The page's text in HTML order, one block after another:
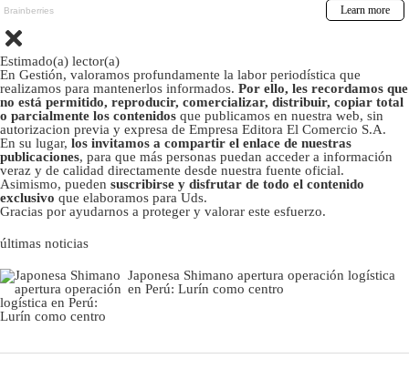
Estimado(a) lector(a)
En Gestión, valoramos profundamente la labor periodística que
realizamos para mantenerlos informados. Por ello, les recordamos que
no está permitido, reproducir, comercializar, distribuir, copiar total
o parcialmente los contenidos que publicamos en nuestra web, sin
autorizacion previa y expresa de Empresa Editora El Comercio S.A.
En su lugar, los invitamos a compartir el enlace de nuestras
publicaciones, para que más personas puedan acceder a información
veraz y de calidad directamente desde nuestra fuente oficial.
Asimismo, pueden suscribirse y disfrutar de todo el contenido
exclusivo que elaboramos para Uds.
Gracias por ayudarnos a proteger y valorar este esfuerzo.
últimas noticias
Japonesa Shimano apertura operación logística
en Perú: Lurín como centro